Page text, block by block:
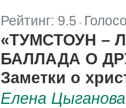
Рейтинг: 9.5 |
«ТУМСТОУН –
БАЛЛАДА О
Заметки о
Елена Цыганова